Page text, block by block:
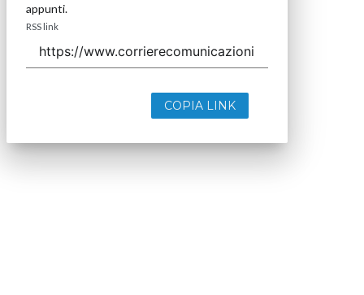
appunti.
RSS link
COPIA LINK